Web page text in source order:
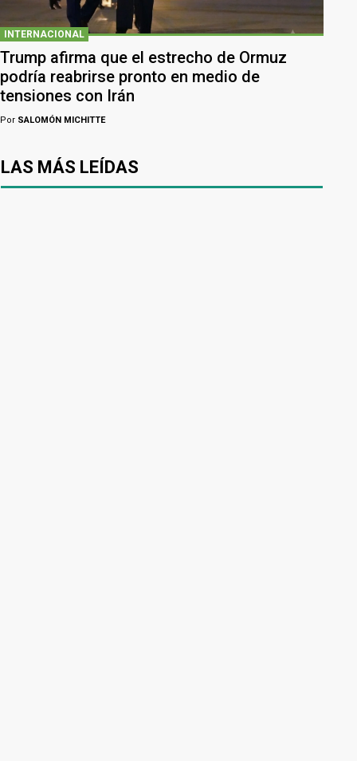
INTERNACIONAL
Trump afirma que el estrecho de Ormuz
podría reabrirse pronto en medio de
tensiones con Irán
Por SALOMÓN MICHITTE
LAS MÁS LEÍDAS